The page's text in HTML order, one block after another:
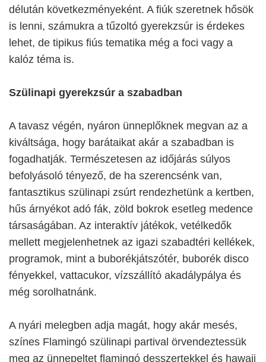
délután következményeként. A fiúk szeretnek hősök
is lenni, számukra a tűzoltó gyerekzsúr is érdekes
lehet, de tipikus fiús tematika még a foci vagy a
kalóz téma is.
Szülinapi gyerekzsúr a szabadban
A tavasz végén, nyáron ünneplőknek megvan az a
kiváltsága, hogy barátaikat akár a szabadban is
fogadhatják. Természetesen az időjárás súlyos
befolyásoló tényező, de ha szerencsénk van,
fantasztikus szülinapi zsúrt rendezhetünk a kertben,
hűs árnyékot adó fák, zöld bokrok esetleg medence
társaságában. Az interaktív játékok, vetélkedők
mellett megjelenhetnek az igazi szabadtéri kellékek,
programok, mint a buborékjátszótér, buborék disco
fényekkel, vattacukor, vízszállító akadálypálya és
még sorolhatnánk.
A nyári melegben adja magát, hogy akár mesés,
színes Flamingó szülinapi partival örvendeztessük
meg az ünnepeltet flamingó desszertekkel és hawaii